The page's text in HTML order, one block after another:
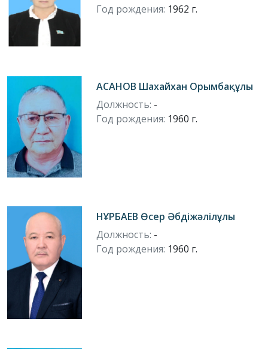
Год рождения: 1962 г.
АСАНОВ Шахайхан Орымбақұлы
Должность: -
Год рождения: 1960 г.
НҰРБАЕВ Өсер Әбдіжәлілұлы
Должность: -
Год рождения: 1960 г.